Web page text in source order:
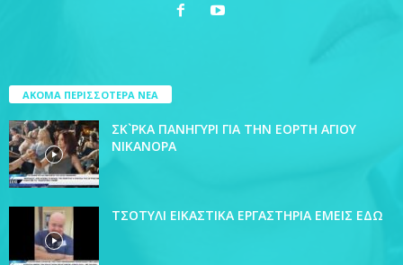
ΑΚΟΜΑ ΠΕΡΙΣΣΟΤΕΡΑ ΝΕΑ
ΣΚ`ΡΚΑ ΠΑΝΗΓΥΡΙ ΓΙΑ ΤΗΝ ΕΟΡΤΗ ΑΓΙΟΥ
ΝΙΚΑΝΟΡΑ
ΤΣΟΤΥΛΙ ΕΙΚΑΣΤΙΚΑ ΕΡΓΑΣΤΗΡΙΑ ΕΜΕΙΣ ΕΔΩ